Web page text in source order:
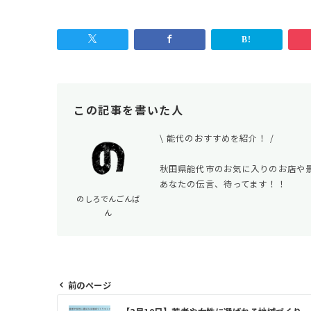
この記事を書いた人
のしろでんごんば
ん
\ 能代のおすすめを紹介！ /
秋田県能代市のお気に入りのお店や
あなたの伝言、待ってます！！
投
前のページ